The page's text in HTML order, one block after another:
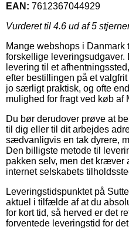
EAN: 7612367044929
Vurderet til 4.6 ud af 5
Mange webshops i
forskellige leveringsudgaver.
levering til et
efter bestillingen på et
jo særligt praktisk, og ofte
mulighed for fragt ved køb af
Du bør derudover prøve at
til dig eller til dit arbejdes
sædvanligvis en tak dyrere,
Den billigste metode til
pakken selv, men det
internet selskabets
Leveringstidspunktet på
aktuel i tilfælde af at du
for kort tid, så herved er det
forventede leveringstid for